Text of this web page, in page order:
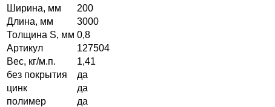
Ширина, мм
200
Длина, мм
3000
Толщина S, мм 0,8
Артикул
127504
Вес, кг/м.п.
1,41
без покрытия
да
цинк
да
полимер
да